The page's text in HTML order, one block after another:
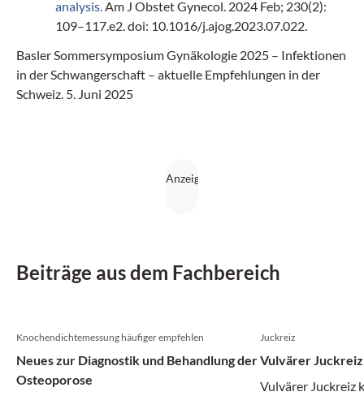
analysis. Am J Obstet Gynecol. 2024 Feb; 230(2):
109–117.e2. doi: 10.1016/j.ajog.2023.07.022.
Basler Sommersymposium Gynäkologie 2025 – Infektionen
in der Schwangerschaft – aktuelle Empfehlungen in der
Schweiz. 5. Juni 2025
Beiträge aus dem Fachbereich
Knochendichtemessung häufiger empfehlen
Neues zur Diagnostik und Behandlung der
Osteoporose
Juckreiz
Vulvärer
Vulvärer Juckreiz